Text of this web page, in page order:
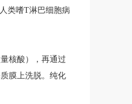
类嗜T淋巴细胞病
核酸），再通过
膜上洗脱。纯化